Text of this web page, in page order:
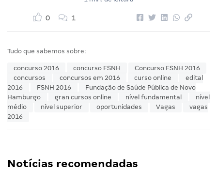
0 1
Tudo que sabemos sobre:
concurso 2016 concurso FSNH
Concurso FSNH 2016
concursos
concursos em 2016 curso online
edital
2016
FSNH 2016
Fundação de Saúde Pública de Novo
Hamburgo
gran cursos online nível fundamental
nível
médio
nível superior oportunidades Vagas
vagas
2016
Notícias recomendadas